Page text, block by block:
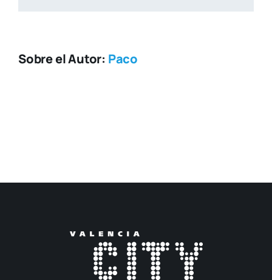
Sobre el Autor: Paco